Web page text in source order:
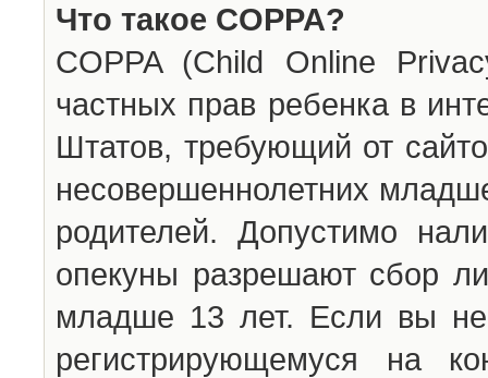
Что такое COPPA?
COPPA (Child Online
частных прав ребенка в
Штатов, требующий от
несовершеннолетних
родителей. Допустимо
опекуны разрешают сбор
младше 13 лет. Если вы
регистрирующемуся на